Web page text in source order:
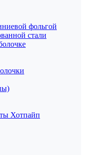
фольгой
стали
Хотпайп